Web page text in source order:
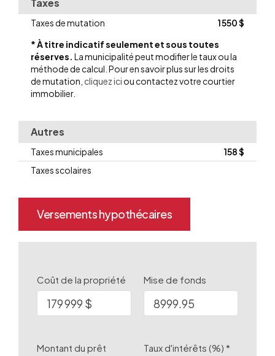
Envoyer
Taxes
Taxes de mutation
1 550 $
* À titre indicatif seulement et sous toutes
réserves. La municipalité peut modifier le taux ou la
méthode de calcul. Pour en savoir plus sur les droits
de mutation, cliquez ici ou contactez votre courtier
immobilier.
Autres
Taxes municipales
158 $
Taxes scolaires
Versements hypothécaires
Coût de la propriété Mise de fonds
Montant du prêt Taux d'intérêts (%) *